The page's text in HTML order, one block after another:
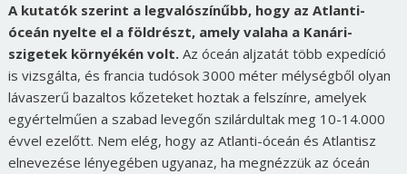
A kutatók szerint a legvalószínűbb, hogy az Atlanti-
óceán nyelte el a földrészt, amely valaha a Kanári-
szigetek környékén volt.Az óceán aljzatát több expedíció
is vizsgálta, és francia tudósok 3000 méter mélységből olyan
lávaszerű bazaltos kőzeteket hoztak a felszínre, amelyek
egyértelműen a szabad levegőn szilárdultak meg 10-14.000
évvel ezelőtt. Nem elég, hogy az Atlanti-óceán és Atlantisz
elnevezése lényegében ugyanaz, ha megnézzük az óceán